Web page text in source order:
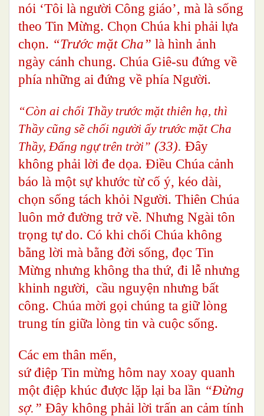
nói ‘Tôi là người Công giáo’, mà là sống
theo Tin Mừng. Chọn Chúa khi phải lựa
chọn. “Trước mặt Cha” là hình ảnh
ngày cánh chung. Chúa Giê-su đứng về
phía những ai đứng về phía Người.
“Còn ai chối Thầy trước mặt thiên hạ, thì
Thầy cũng sẽ chối người ấy trước mặt Cha
Thầy, Đấng ngự trên trời” (33). Đây
không phải lời đe dọa. Điều Chúa cảnh
báo là một sự khước từ cố ý, kéo dài,
chọn sống tách khỏi Người. Thiên Chúa
luôn mở đường trở về. Nhưng Ngài tôn
trọng tự do. Có khi chối Chúa không
bằng lời mà bằng đời sống, đọc Tin
Mừng nhưng không tha thứ, đi lễ nhưng
khinh người, cầu nguyện nhưng bất
công. Chúa mời gọi chúng ta giữ lòng
trung tín giữa lòng tin và cuộc sống.
Các em thân mến,
sứ điệp Tin mừng hôm nay xoay quanh
một điệp khúc được lặp lại ba lần “Đừng
sợ.” Đây không phải lời trấn an cảm tính